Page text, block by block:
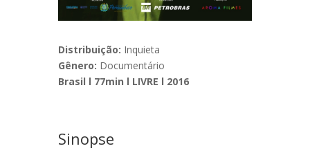
Distribuição: Inquieta
Gênero: Documentário
Brasil l 77min l LIVRE l 2016
Sinopse